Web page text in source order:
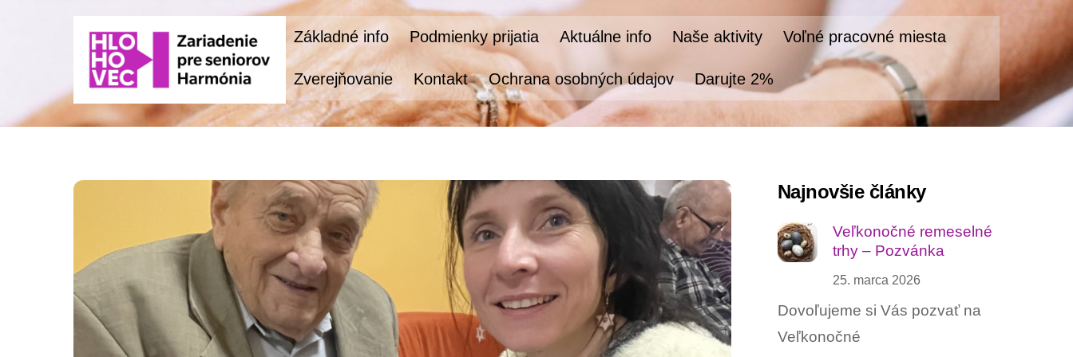
Základné info Podmienky prijatia Aktuálne info Naše aktivity Voľné pracovné miesta
Zverejňovanie Kontakt Ochrana osobných údajov Darujte 2%
Najnovšie články
Veľkonočné remeselné
trhy – Pozvánka
25. marca 2026
Dovoľujeme si Vás pozvať na
Veľkonočné